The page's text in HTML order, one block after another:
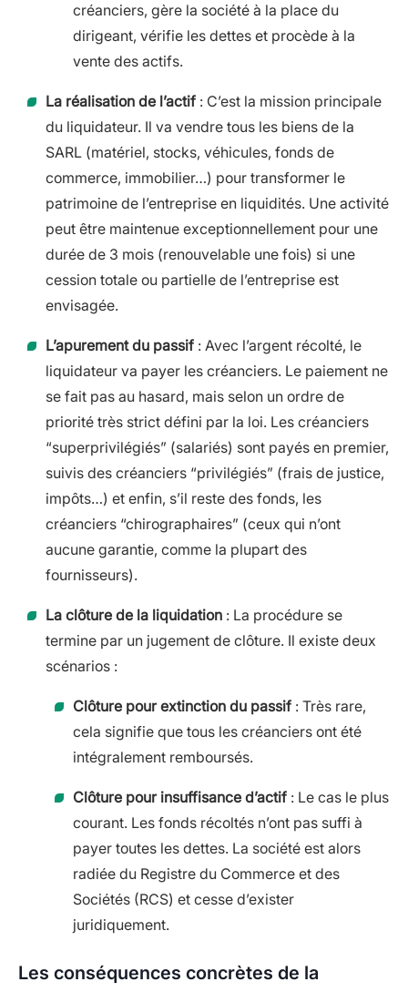
créanciers, gère la société à la place du
dirigeant, vérifie les dettes et procède à la
vente des actifs.
La réalisation de l’actif : C’est la mission principale
du liquidateur. Il va vendre tous les biens de la
SARL (matériel, stocks, véhicules, fonds de
commerce, immobilier…) pour transformer le
patrimoine de l’entreprise en liquidités. Une activité
peut être maintenue exceptionnellement pour une
durée de 3 mois (renouvelable une fois) si une
cession totale ou partielle de l’entreprise est
envisagée.
L’apurement du passif : Avec l’argent récolté, le
liquidateur va payer les créanciers. Le paiement ne
se fait pas au hasard, mais selon un ordre de
priorité très strict défini par la loi. Les créanciers
“superprivilégiés” (salariés) sont payés en premier,
suivis des créanciers “privilégiés” (frais de justice,
impôts…) et enfin, s’il reste des fonds, les
créanciers “chirographaires” (ceux qui n’ont
aucune garantie, comme la plupart des
fournisseurs).
La clôture de la liquidation : La procédure se
termine par un jugement de clôture. Il existe deux
scénarios :
Clôture pour extinction du passif : Très rare,
cela signifie que tous les créanciers ont été
intégralement remboursés.
Clôture pour insuffisance d’actif : Le cas le plus
courant. Les fonds récoltés n’ont pas suffi à
payer toutes les dettes. La société est alors
radiée du Registre du Commerce et des
Sociétés (RCS) et cesse d’exister
juridiquement.
Les conséquences concrètes de la